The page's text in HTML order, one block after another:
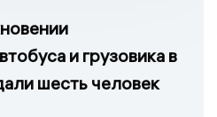
и грузовика в
шесть человек